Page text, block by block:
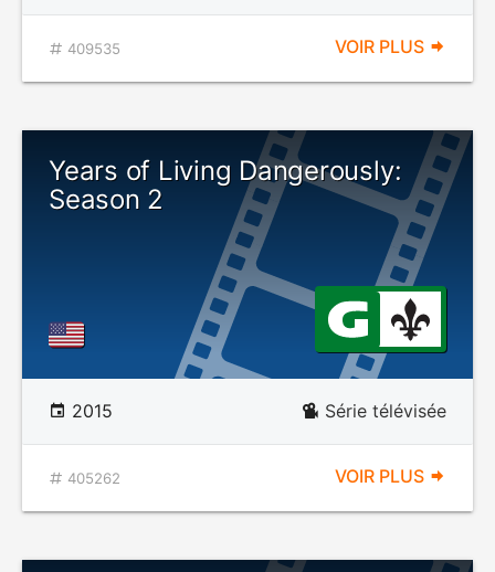
409535 VOIR PLUS
Years of Living Dangerously:
Season 2
2015 Série télévisée
405262 VOIR PLUS